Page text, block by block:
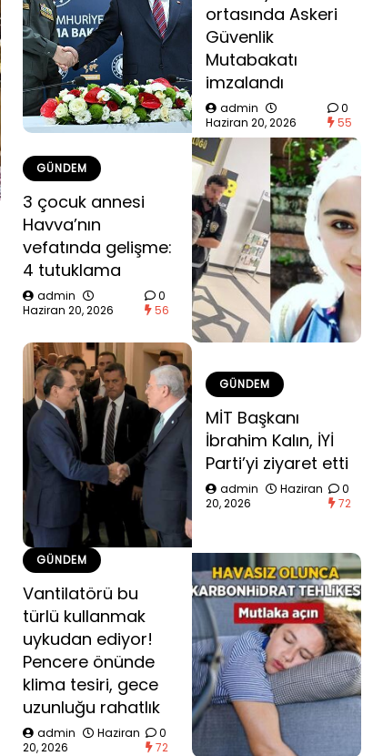
ortasında Askeri
Güvenlik
Mutabakatı
imzalandı
admin
Haziran 20, 2026
0
55
GÜNDEM
3 çocuk annesi
Havva’nın
vefatında gelişme:
4 tutuklama
admin
Haziran 20, 2026
0
56
GÜNDEM
MİT Başkanı
İbrahim Kalın, İYİ
Parti’yi ziyaret etti
admin
Haziran
20, 2026
0
72
GÜNDEM
Vantilatörü bu
türlü kullanmak
uykudan ediyor!
Pencere önünde
klima tesiri, gece
uzunluğu rahatlık
admin
Haziran
20, 2026
0
72